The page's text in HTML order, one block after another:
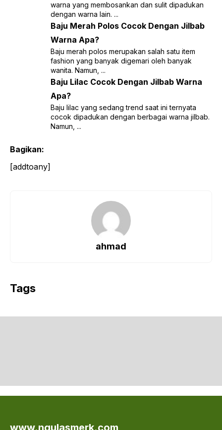
warna yang membosankan dan sulit dipadukan
dengan warna lain. ...
Baju Merah Polos Cocok Dengan Jilbab
Warna Apa?
Baju merah polos merupakan salah satu item
fashion yang banyak digemari oleh banyak
wanita. Namun, ...
Baju Lilac Cocok Dengan Jilbab Warna
Apa?
Baju lilac yang sedang trend saat ini ternyata
cocok dipadukan dengan berbagai warna jilbab.
Namun, ...
Bagikan:
[addtoany]
ahmad
Tags
www.ngulasmerk.com